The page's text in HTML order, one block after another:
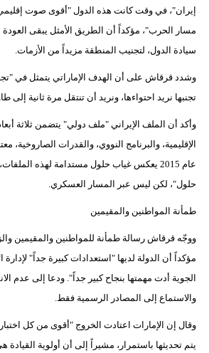
إيران"، في وقت كانت هذه الدول "أقوى صوت إقليمي
مسار الحرب"، مؤكداً أن الطريق الأمثل يبقى العودة
سيادة الدول، لتجنيب المنطقة مزيداً من الأزمات.
وشدد قرقاش على أن الهدف الإماراتي يتمثل في
تجنبها نريد احتواءها، ونريد أن تنتقل مرة ثانية إلى
وأكد أن الملف الإيراني "ملف دولي" يتضمن ثلاثة
الإقليمية، والبرنامج النووي، والقدرات الصاروخية،
عام 2015 يعكس غياب حلول مستدامة لهذه
حلول"، لكن ليس عبر المسار العسكري.
طمأنة المواطنين والمقيمين
ووجّه قرقاش رسالة طمأنة للمواطنين والمقيمين
مؤكداً أن الدولة لديها "استعدادات كبيرة جداً" لإدارة
الجوية أدت مهمتها بنجاح كبير جداً". ودعا إلى عدم
والاستماع إلى المصادر الرسمية فقط.
وقال إن الإمارات اعتادت الخروج "أقوى من كل
يتم تحديثها باستمرار، مشيراً إلى أن أولوية